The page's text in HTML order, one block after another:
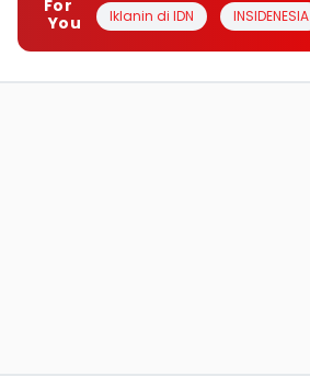
For
You
Iklanin di IDN INSIDENESIA